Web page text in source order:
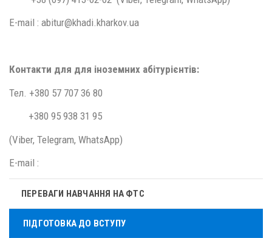
E-mail : abitur@khadi.kharkov.ua
Контакти для для іноземних абітурієнтів:
Тел. +380 57 707 36 80
+380 95 938 31 95
(Viber, Telegram, WhatsApp)
E-mail :
ПЕРЕВАГИ НАВЧАННЯ НА ФТС
ПІДГОТОВКА ДО ВСТУПУ